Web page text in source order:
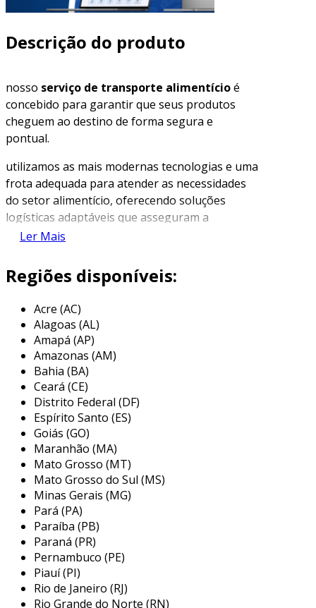
Descrição do produto
nosso serviço de transporte alimentícioé
concebido para garantir que seus produtos
cheguem ao destino de forma segura e
pontual.
utilizamos as mais modernas tecnologias e uma
frota adequada para atender as necessidades
do setor alimentício, oferecendo soluções
logísticas adaptáveis que asseguram a
conservação e integridade dos produtos
vantagens do serviço de transporte
optar pelo nosso
alimentício é garantir eficiência e segurança
em todas as etapas da logística.
nossa infraestrutura robusta é projetada para
manter a integridade dos produtos
alimentícios, minimizando perdas e
maximizando a frescura durante todo o
percurso.
tecnologia avançada de monitoramento
permite ajustes automáticos de temperatura e
condições ambientais, assegurando que cada
entrega ocorra nas melhores condições
possíveis.
essa precisão operacional resulta em menos
desperdício e maior satisfação do cliente, além
Ler Mais
Regiões disponíveis:
Acre (AC)
Alagoas (AL)
Amapá (AP)
Amazonas (AM)
Bahia (BA)
Ceará (CE)
Distrito Federal (DF)
Espírito Santo (ES)
Goiás (GO)
Maranhão (MA)
Mato Grosso (MT)
Mato Grosso do Sul (MS)
Minas Gerais (MG)
Pará (PA)
Paraíba (PB)
Paraná (PR)
Pernambuco (PE)
Piauí (PI)
Rio de Janeiro (RJ)
Rio Grande do Norte (RN)